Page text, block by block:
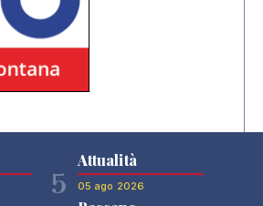
5
Attualità
05 ago 2026